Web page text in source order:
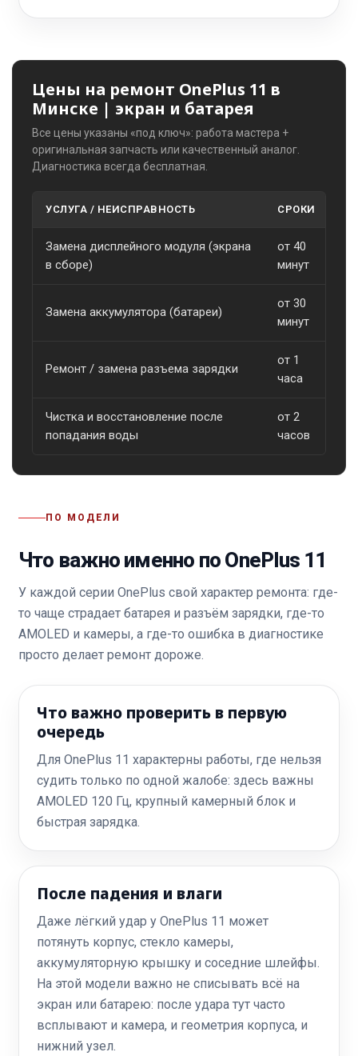
Цены на ремонт OnePlus 11 в
Минске | экран и батарея
Все цены указаны «под ключ»: работа мастера +
оригинальная запчасть или качественный аналог.
Диагностика всегда бесплатная.
УСЛУГА / НЕИСПРАВНОСТЬ СРОКИ
Замена дисплейного модуля (экрана
в сборе)
от 40
минут
Замена аккумулятора (батареи)
от 30
минут
Ремонт / замена разъема зарядки
от 1
часа
Чистка и восстановление после
попадания воды
от 2
часов
ПО МОДЕЛИ
Что важно именно по OnePlus 11
У каждой серии OnePlus свой характер ремонта: где-
то чаще страдает батарея и разъём зарядки, где-то
AMOLED и камеры, а где-то ошибка в диагностике
просто делает ремонт дороже.
Что важно проверить в первую
очередь
Для OnePlus 11 характерны работы, где нельзя
судить только по одной жалобе: здесь важны
AMOLED 120 Гц, крупный камерный блок и
быстрая зарядка.
После падения и влаги
Даже лёгкий удар у OnePlus 11 может
потянуть корпус, стекло камеры,
аккумуляторную крышку и соседние шлейфы.
На этой модели важно не списывать всё на
экран или батарею: после удара тут часто
всплывают и камера, и геометрия корпуса, и
нижний узел.